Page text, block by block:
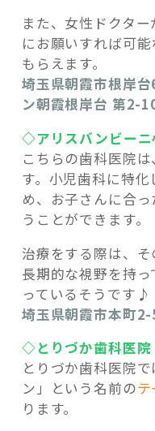
また、女性ドクタ
にお願いすれば可
もらえます。
埼玉県朝霞市根岸
ン朝霞根岸台 第2-
◇アリスバンビーニ
こちらの歯科医院は
す。小児歯科に特
め、お子さんに合
うことができます。
治療をする際は、
長期的な視野を持
っているそうです♪
埼玉県朝霞市本町
◇とりづか歯科医院
とりづか歯科医院
ン」という名前の
ります。